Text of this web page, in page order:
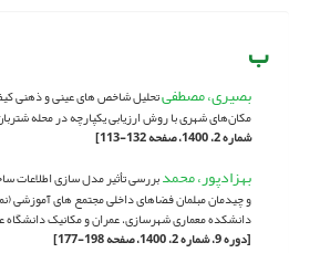
ب
بصیری، مصطفیتحلیل شاخص های عینی و ذهنی
مکان‌های شهری با روش ارزیابی یکپارچه در محله
شماره 2، 1400، صفحه 132-113]
بهزادپور، محمد
و چیدمان مبلمان فضاهای داخلی مجتمع های آموزشی
دانشکده معماری شهرسازی، عمران و مکانیک دانشگاه
[دوره 9، شماره 2، 1400، صفحه 198-177]